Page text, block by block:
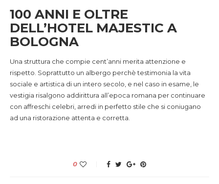
100 ANNI E OLTRE
DELL’HOTEL MAJESTIC A
BOLOGNA
Una struttura che compie cent’anni merita attenzione e
rispetto. Soprattutto un albergo perchè testimonia la vita
sociale e artistica di un intero secolo, e nel caso in esame, le
vestigia risalgono addirittura all’epoca romana per continuare
con affreschi celebri, arredi in perfetto stile che si coniugano
ad una ristorazione attenta e corretta.
0